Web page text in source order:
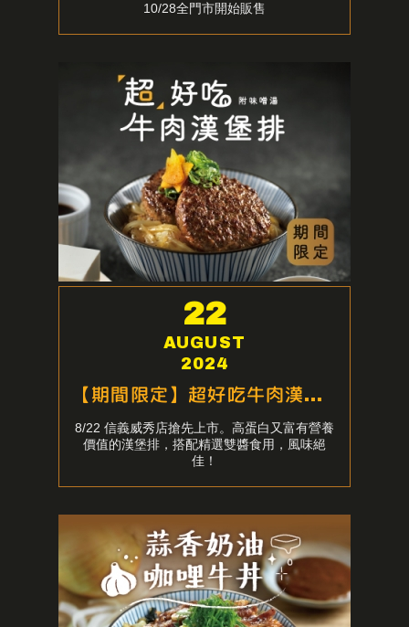
10/28全門市開始販售
22
AUGUST
2024
【期間限定】超好吃牛肉漢堡排
8/22 信義威秀店搶先上市。高蛋白又富有營養
價值的漢堡排，搭配精選雙醬食用，風味絕
佳！